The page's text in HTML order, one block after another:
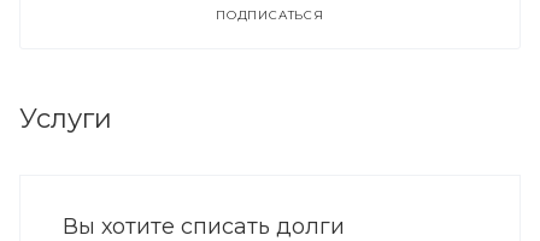
ПОДПИСАТЬСЯ
Услуги
Вы хотите списать долги